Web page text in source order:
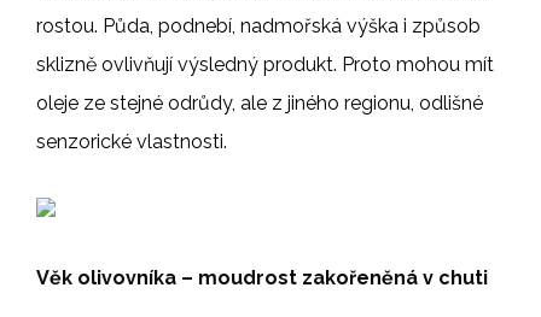
rostou. Půda, podnebí, nadmořská výška i způsob
sklizně ovlivňují výsledný produkt. Proto mohou mít
oleje ze stejné odrůdy, ale z jiného regionu, odlišné
senzorické vlastnosti.
Věk olivovníka – moudrost zakořeněná v chuti